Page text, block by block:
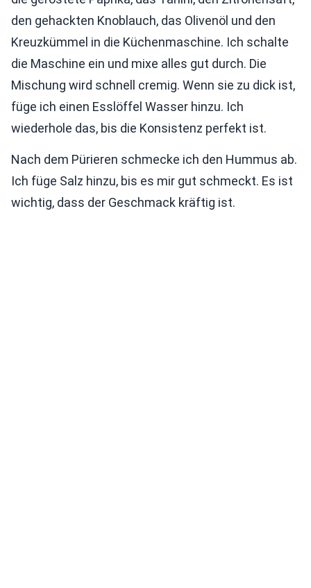
den gehackten Knoblauch, das Olivenöl und den
Kreuzkümmel in die Küchenmaschine. Ich schalte
die Maschine ein und mixe alles gut durch. Die
Mischung wird schnell cremig. Wenn sie zu dick ist,
füge ich einen Esslöffel Wasser hinzu. Ich
wiederhole das, bis die Konsistenz perfekt ist.
Nach dem Pürieren schmecke ich den Hummus ab.
Ich füge Salz hinzu, bis es mir gut schmeckt. Es ist
wichtig, dass der Geschmack kräftig ist.